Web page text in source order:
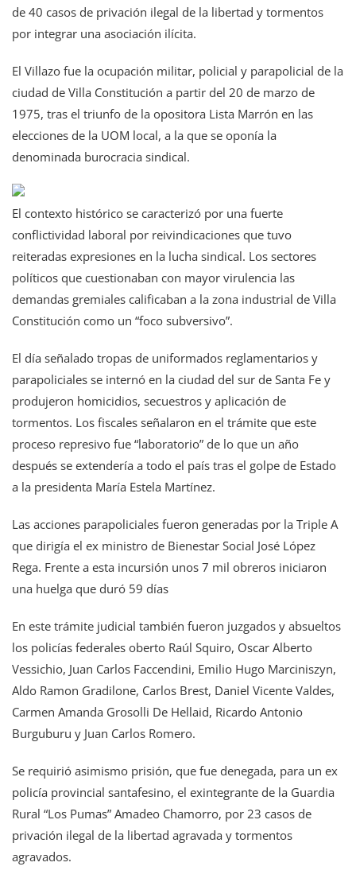
de 40 casos de privación ilegal de la libertad y tormentos
por integrar una asociación ilícita.
El Villazo fue la ocupación militar, policial y parapolicial de la
ciudad de Villa Constitución a partir del 20 de marzo de
1975, tras el triunfo de la opositora Lista Marrón en las
elecciones de la UOM local, a la que se oponía la
denominada burocracia sindical.
El contexto histórico se caracterizó por una fuerte
conflictividad laboral por reivindicaciones que tuvo
reiteradas expresiones en la lucha sindical. Los sectores
políticos que cuestionaban con mayor virulencia las
demandas gremiales calificaban a la zona industrial de Villa
Constitución como un “foco subversivo”.
El día señalado tropas de uniformados reglamentarios y
parapoliciales se internó en la ciudad del sur de Santa Fe y
produjeron homicidios, secuestros y aplicación de
tormentos. Los fiscales señalaron en el trámite que este
proceso represivo fue “laboratorio” de lo que un año
después se extendería a todo el país tras el golpe de Estado
a la presidenta María Estela Martínez.
Las acciones parapoliciales fueron generadas por la Triple A
que dirigía el ex ministro de Bienestar Social José López
Rega. Frente a esta incursión unos 7 mil obreros iniciaron
una huelga que duró 59 días
En este trámite judicial también fueron juzgados y absueltos
los policías federales oberto Raúl Squiro, Oscar Alberto
Vessichio, Juan Carlos Faccendini, Emilio Hugo Marciniszyn,
Aldo Ramon Gradilone, Carlos Brest, Daniel Vicente Valdes,
Carmen Amanda Grosolli De Hellaid, Ricardo Antonio
Burguburu y Juan Carlos Romero.
Se requirió asimismo prisión, que fue denegada, para un ex
policía provincial santafesino, el exintegrante de la Guardia
Rural “Los Pumas” Amadeo Chamorro, por 23 casos de
privación ilegal de la libertad agravada y tormentos
agravados.